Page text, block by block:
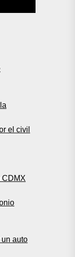
el civil
CDMX
auto